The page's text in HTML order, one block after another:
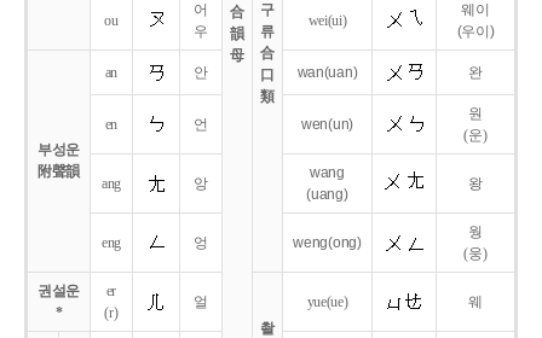
合
韻
母
구
류
合
口
類
ou
어
우
wei(ui)
웨이
(우이)
부성운
附聲韻
an 안 wan(uan) 완
en 언 wen(un)
원
(운)
ang 앙
wang
(uang)
왕
eng 엉 weng(ong)
웡
(웅)
권설운
*
er
(r)
얼
촬
yue(ue) 웨